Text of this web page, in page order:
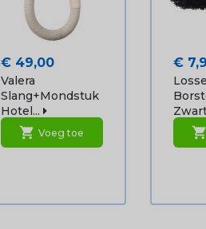
Prijs
€ 49,00
Valera
Slang+mondstuk
Hotel...
shopping_cart Voeg toe
Prijs
€
Losse
shopping_cart